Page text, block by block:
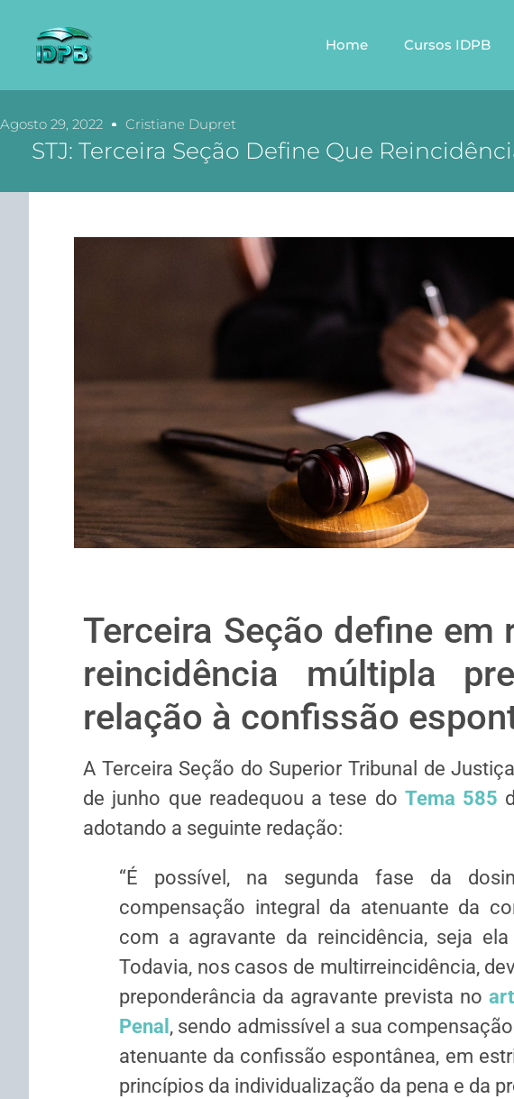
Home Cursos IDPB
Agosto 29, 2022 Cristiane Dupret
STJ: Terceira Seção Define Que
Terceira Seção define em
reincidência múltipla
relação à confissão
A Terceira Seção do Superior Tribunal de
de junho que readequou a tese do Tema 585
adotando a seguinte redação:
“É possível, na segunda fase da
compensação integral da atenuante da
com a agravante da reincidência, seja
Todavia, nos casos de multirreincidência,
preponderância da agravante prevista no
Penal , sendo admissível a sua
atenuante da confissão espontânea, em
princípios da individualização da pena e da